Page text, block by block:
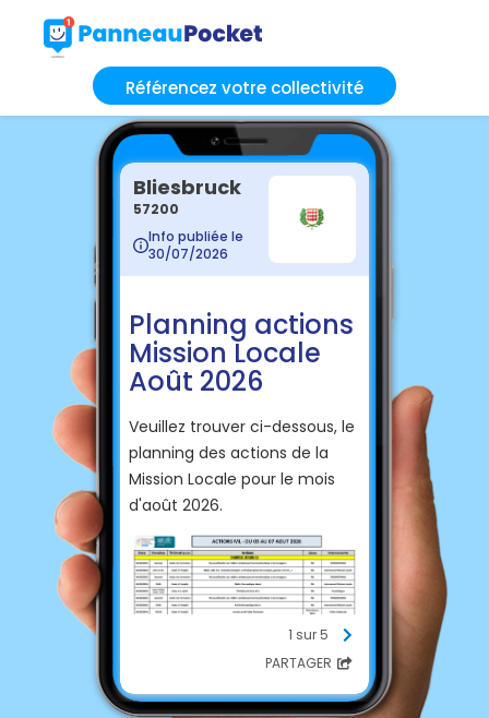
Référencez votre collectivité
Bliesbruck
57200
Info publiée le
30/07/2026
Planning actions
Mission Locale
Août 2026
Veuillez trouver ci-dessous, le
planning des actions de la
Mission Locale pour le mois
d'août 2026.
1 sur 5
PARTAGER